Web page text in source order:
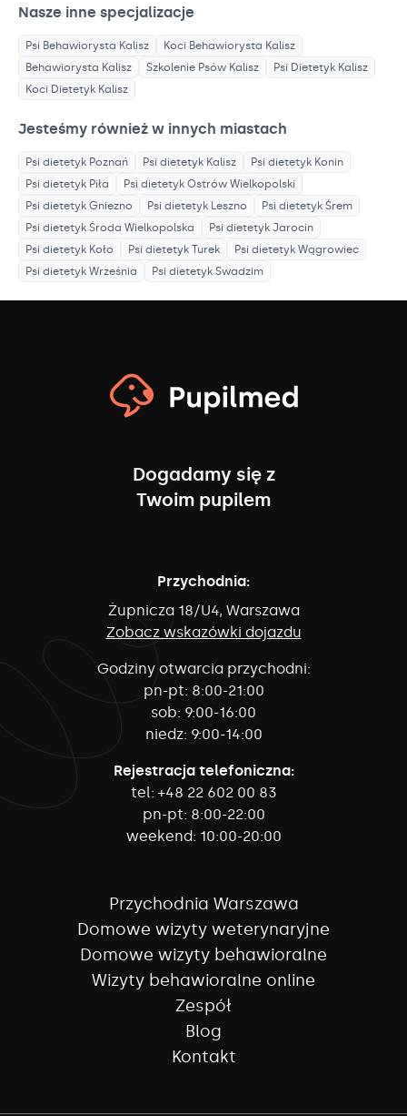
Nasze inne specjalizacje
Psi Behawiorysta Kalisz Koci Behawiorysta Kalisz
Behawiorysta Kalisz Szkolenie Psów Kalisz Psi Dietetyk Kalisz
Koci Dietetyk Kalisz
Jesteśmy również w innych miastach
Psi dietetyk Poznań Psi dietetyk Kalisz Psi dietetyk Konin
Psi dietetyk Piła Psi dietetyk Ostrów Wielkopolski
Psi dietetyk Gniezno Psi dietetyk Leszno Psi dietetyk Śrem
Psi dietetyk Środa Wielkopolska Psi dietetyk Jarocin
Psi dietetyk Koło Psi dietetyk Turek Psi dietetyk Wągrowiec
Psi dietetyk Września Psi dietetyk Swadzim
Dogadamy się z
Twoim pupilem
Przychodnia:
Żupnicza 18/U4, Warszawa
Zobacz wskazówki dojazdu
Godziny otwarcia przychodni:
pn-pt: 8:00-21:00
sob: 9:00-16:00
niedz: 9:00-14:00
Rejestracja telefoniczna:
tel: +48 22 602 00 83
pn-pt: 8:00-22:00
weekend: 10:00-20:00
Przychodnia Warszawa
Domowe wizyty weterynaryjne
Domowe wizyty behawioralne
Wizyty behawioralne online
Zespół
Blog
Kontakt